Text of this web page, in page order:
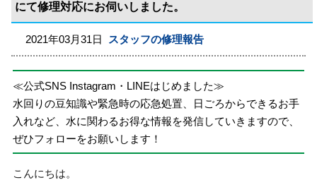
にて修理対応にお伺いしました。
2021年03月31日 スタッフの修理報告
≪公式SNS Instagram・LINEはじめました≫
水回りの豆知識や緊急時の応急処置、日ごろからできるお手
入れなど、水に関わるお得な情報を発信していきますので、
ぜひフォローをお願いします！
こんにちは。